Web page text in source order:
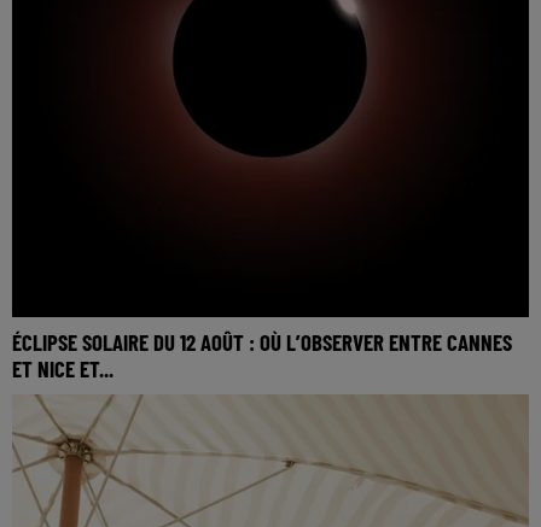
ÉCLIPSE SOLAIRE DU 12 AOÛT : OÙ L’OBSERVER ENTRE CANNES
ET NICE ET...